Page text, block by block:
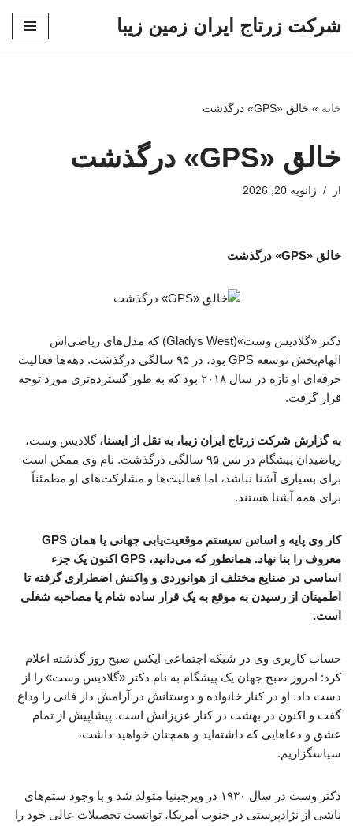
شرکت زرتاج ایران زمین زیبا
خانه » خالق «GPS» درگذشت
خالق «GPS» درگذشت
از ژانویه 20, 2026
خالق «GPS» درگذشت
دکتر «گلادیس وست»(Gladys West) که مدل‌های ریاضی‌اش
الهام‌بخش توسعه GPS بود، در ۹۵ سالگی درگذشت. دهه‌ها فعالیت
حرفه‌ای او تازه در سال ۲۰۱۸ بود که به طور گسترده‌تری مورد توجه
قرار گرفت.
به گزارش شرکت زرتاج ایران زیبا، به نقل از ایسنا، گلادیس وست،
ریاضیدان پیشگام در سن ۹۵ سالگی درگذشت. نام وی ممکن است
برای بسیاری آشنا نباشد، اما فعالیت‌ها و مشارکت‌های او مطمئناً
برای همه آشنا هستند.
کار وی پایه و اساس سیستم موقعیت‌یابی جهانی یا همان GPS
معروف را بنا نهاد. همانطور که می‌دانید، GPS اکنون یک جزء
اساسی در صنایع مختلف از هوانوردی و واکنش اضطراری گرفته تا
اطمینان از رسیدن به موقع به یک قرار ساده شام یا مصاحبه شغلی
است.
حساب کاربری وی در شبکه اجتماعی ایکس صبح روز گذشته اعلام
کرد: امروز صبح جهان یک پیشگام به نام دکتر «گلادیس وست» را از
دست داد. او در کنار خانواده و دوستانش در آرامش دار فانی را وداع
گفت و اکنون در بهشت ​​​​در کنار عزیزانش است. پیشاپیش از تمام
عشق و دعاهایی که داشته‌اید و همچنان خواهید داشت،
سپاسگزاریم.
دکتر وست در سال ۱۹۳۰ در ویرجینیا متولد شد و با وجود ستم‌های
ناشی از نژادپرستی در جنوب آمریکا، توانست تحصیلات عالی خود را